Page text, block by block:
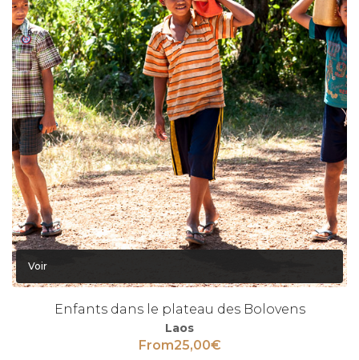
Voir
Enfants dans le plateau des Bolovens
Laos
From25,00€